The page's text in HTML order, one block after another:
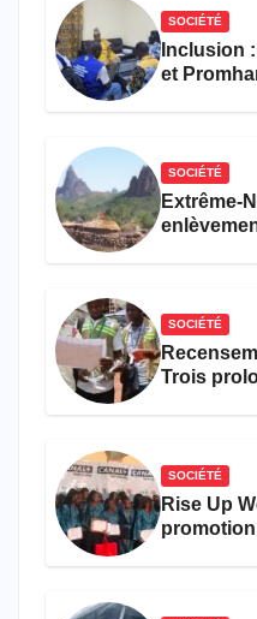
SOCIÉTÉ
Inclusion
et
SOCIÉTÉ
Extrême-
SOCIÉTÉ
Trois
SOCIÉTÉ
Rise Up